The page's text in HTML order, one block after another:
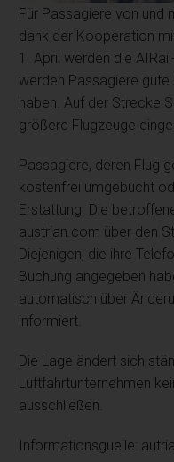
Für Passagiere von und
dank der Kooperation
1. April werden die
werden Passagiere
haben. Auf der Strecke
größere Flugzeuge
Passagiere, deren Flug
kostenfrei umgebucht
Erstattung. Die
austrian.com über den
Diejenigen, die ihre
Buchung angegeben
automatisch über
informiert.
Die Lage ändert sich
Luftfahrtunternehmen
ausschließen.
Informationsguelle: